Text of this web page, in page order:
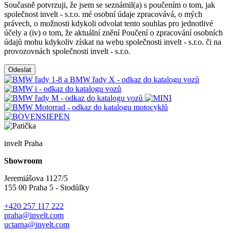
Současně potvrzuji, že jsem se seznámil(a) s poučením o tom, jak
společnost invelt - s.r.o. mé osobní údaje zpracovává, o mých
právech, o možnosti kdykoli odvolat tento souhlas pro jednotlivé
účely a (iv) o tom, že aktuální znění Poučení o zpracování osobních
údajů mohu kdykoliv získat na webu společnosti invelt - s.r.o. či na
provozovnách společnosti invelt - s.r.o.
Odeslat
invelt Praha
Showroom
Jeremiášova 1127/5
155 00 Praha 5 - Stodůlky
+420 257 117 222
praha@invelt.com
uctarna@invelt.com